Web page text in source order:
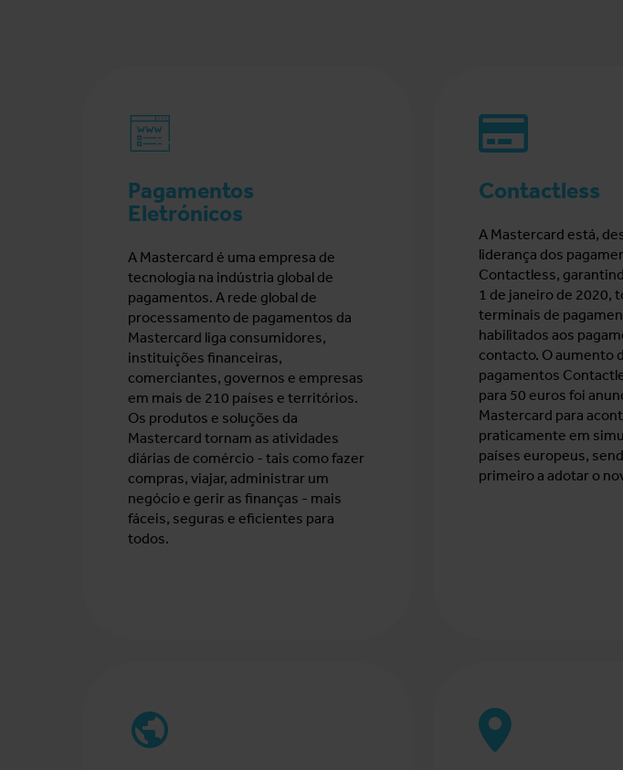
Pagamentos
Eletrónicos
A Mastercard é uma empresa de
tecnologia na indústria global de
pagamentos. A rede global de
processamento de pagamentos da
Mastercard liga consumidores,
instituições financeiras,
comerciantes, governos e empresas
em mais de 210 países e territórios.
Os produtos e soluções da
Mastercard tornam as atividades
diárias de comércio - tais como fazer
compras, viajar, administrar um
negócio e gerir as finanças - mais
fáceis, seguras e eficientes para
todos.
Contactless
A Mastercard está,
liderança dos
Contactless,
1 de janeiro de 2020,
terminais de
habilitados aos
contacto. O aumento
pagamentos
para 50 euros foi
Mastercard para
praticamente em
países europeus,
primeiro a adotar o